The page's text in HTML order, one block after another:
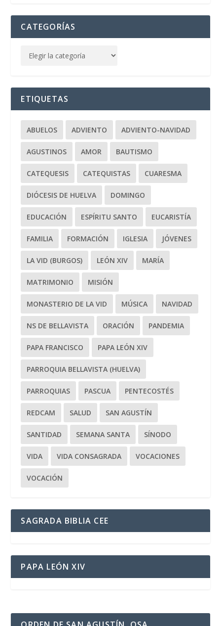
CATEGORÍAS
ETIQUETAS
ABUELOS ADVIENTO ADVIENTO-NAVIDAD
AGUSTINOS AMOR BAUTISMO
CATEQUESIS CATEQUISTAS CUARESMA
DIÓCESIS DE HUELVA DOMINGO
EDUCACIÓN ESPÍRITU SANTO EUCARISTÍA
FAMILIA FORMACIÓN IGLESIA JÓVENES
LA VID (BURGOS) LEÓN XIV MARÍA
MATRIMONIO MISIÓN
MONASTERIO DE LA VID MÚSICA NAVIDAD
NS DE BELLAVISTA ORACIÓN PANDEMIA
PAPA FRANCISCO PAPA LEÓN XIV
PARROQUIA BELLAVISTA (HUELVA)
PARROQUIAS PASCUA PENTECOSTÉS
REDCAM SALUD SAN AGUSTÍN
SANTIDAD SEMANA SANTA SÍNODO
VIDA VIDA CONSAGRADA VOCACIONES
VOCACIÓN
SAGRADA BIBLIA CEE
PAPA LEÓN XIV